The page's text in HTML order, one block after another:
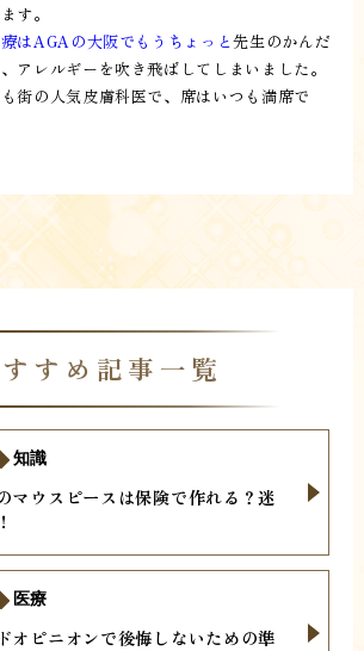
す。
はAGAの大阪でもうちょっと先生のかんだ
アレルギーを吹き飛ばしてしまいました。
街の人気皮膚科医で、席はいつも満席で
すめ記事一覧
マウスピースは保険で作れる？迷
知識
オピニオンで後悔しないための準
医療